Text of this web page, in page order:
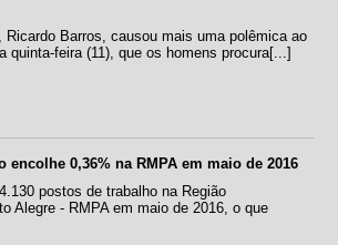
Ricardo Barros, causou mais uma polêmica ao
quinta-feira (11), que os homens procura[...]
encolhe 0,36% na RMPA em maio de 2016
postos de trabalho na Região
Alegre - RMPA em maio de 2016, o que